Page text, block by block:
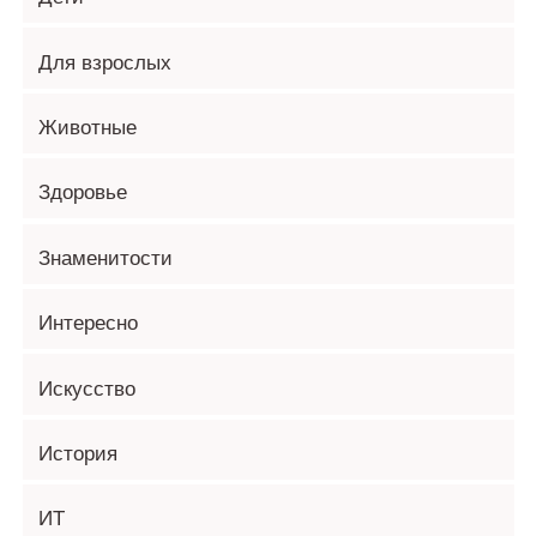
Для взрослых
Животные
Здоровье
Знаменитости
Интересно
Искусство
История
ИТ